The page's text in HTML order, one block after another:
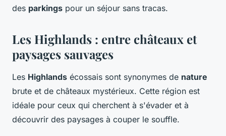
des parkings pour un séjour sans tracas.
Les Highlands : entre châteaux et
paysages sauvages
Les Highlands écossais sont synonymes de nature
brute et de châteaux mystérieux. Cette région est
idéale pour ceux qui cherchent à s'évader et à
découvrir des paysages à couper le souffle.